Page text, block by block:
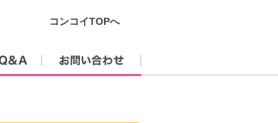
コンコイTOPへ